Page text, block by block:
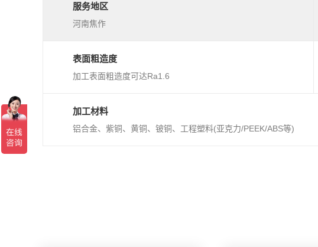
服务地区
河南焦作
表面粗造度
加工表面粗造度可达Ra1.6
加工材料
铝合金、紫铜、黄铜、铍铜、工程塑料(亚克力/PEEK/ABS等)